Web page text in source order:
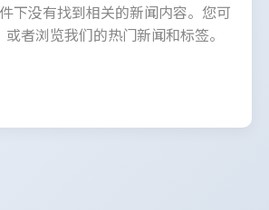
下没有找到相关的新闻内容。您可
者浏览我们的热门新闻和标签。